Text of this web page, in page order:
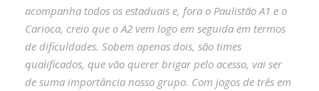
acompanha todos os estaduais e, fora o Paulistão A1 e o
Carioca, creio que o A2 vem logo em seguida em termos
de dificuldades. Sobem apenas dois, são times
qualificados, que vão querer brigar pelo acesso, vai ser
de suma importância nosso grupo. Com jogos de três em